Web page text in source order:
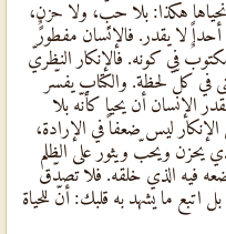
هكذا: بلا حبٍّ، ولا حزنٍ،
لا يقدر. فالإنسان مفطورٌ
في كونه. فالإنكار النظريّ
في كلّ لحظة. والكتاب يفسّر
الإنسان أن يحيا كأنّه بلا
ليس ضعفاً في الإرادة،
يحزن ويحبّ ويثور على الظلم
فيه الذي خلقه. فلا تصدّق
اتبع ما يشهد به قلبك: أنّ للحياة